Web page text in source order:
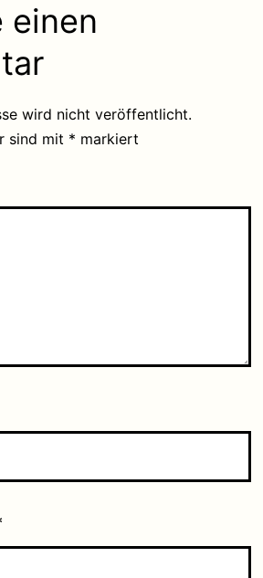
einen
wird nicht veröffentlicht.
sind mit * markiert